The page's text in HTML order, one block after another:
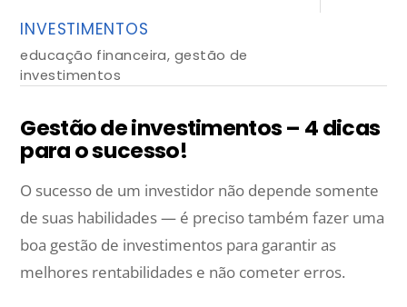
INVESTIMENTOS
educação financeira, gestão de
investimentos
Gestão de investimentos – 4 dicas
para o sucesso!
O sucesso de um investidor não depende somente
de suas habilidades — é preciso também fazer uma
boa gestão de investimentos para garantir as
melhores rentabilidades e não cometer erros.